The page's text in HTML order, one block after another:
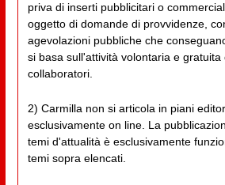
priva di inserti pubblicitari o
oggetto di domande di provvidenze,
agevolazioni pubbliche che
si basa sull'attività volontaria e gratuita
collaboratori.
2) Carmilla non si articola in piani
esclusivamente on line. La
temi d'attualità è esclusivamente
temi sopra elencati.